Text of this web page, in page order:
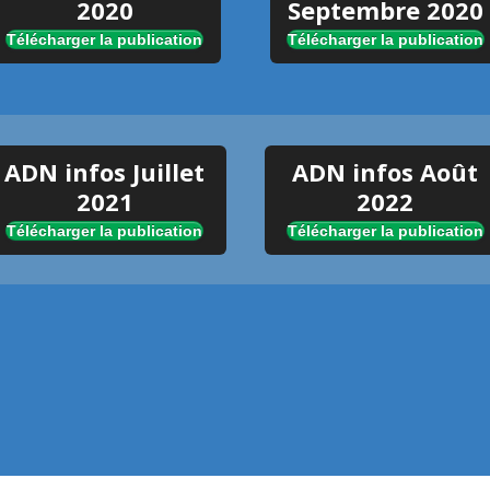
2020
Télécharger la publication
Septembre 2020
Télécharger la publication
ADN infos Juillet
2021
Télécharger la publication
ADN infos Août
2022
Télécharger la publication